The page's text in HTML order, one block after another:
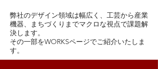
​弊社のデザイン領域は幅広く、工芸から産業
機器、まちづくりまでマクロな視点で課題解
決します。
​その一部をWORKSページでご紹介いたしま
す。